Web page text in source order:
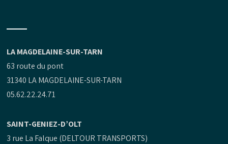
LA MAGDELAINE-SUR-TARN
63 route du pont
31340 LA MAGDELAINE-SUR-TARN
05.62.22.24.71
SAINT-GENIEZ-D’OLT
3 rue La Falque (DELTOUR TRANSPORTS)